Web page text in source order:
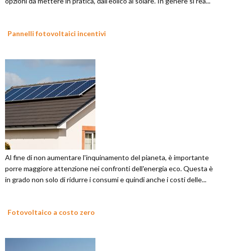
Pannelli fotovoltaici incentivi
Al fine di non aumentare l'inquinamento del pianeta, è importante
porre maggiore attenzione nei confronti dell'energia eco. Questa è
in grado non solo di ridurre i consumi e quindi anche i costi delle...
Fotovoltaico a costo zero